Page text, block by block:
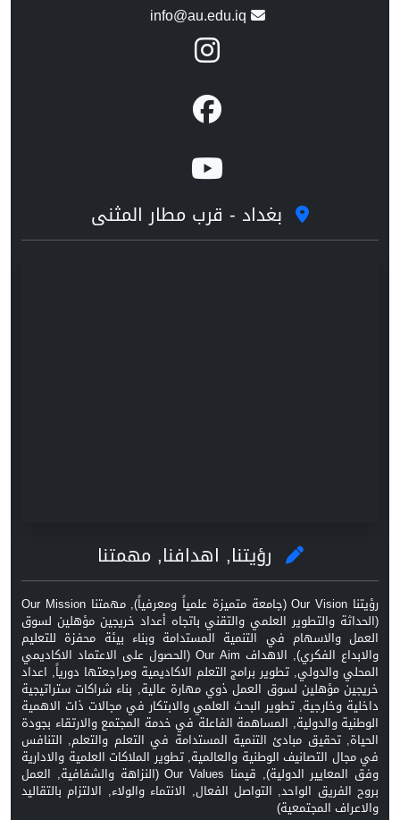
info@au.edu.iq
بغداد - قرب مطار المثنى
رؤيتنا, اهدافنا, مهمتنا
رؤيتنا Our Vision (جامعة متميزة علمياً ومعرفياً), مهمتنا Our Mission
(الحداثة والتطوير العلمي والتقني باتجاه أعداد خريجين مؤهلين لسوق
العمل والاسهام في التنمية المستدامة وبناء بيئة محفزة للتعليم
والابداع الفكري), الاهداف Our Aim (الحصول على الاعتماد الاكاديمي
المحلي والدولي, تطوير برامج التعلم الاكاديمية ومراجعتها دورياً, اعداد
خريجين مؤهلين لسوق العمل ذوي مهارة عالية, بناء شراكات ستراتيجية
داخلية وخارجية, تطوير البحث العلمي والابتكار في مجالات ذات الاهمية
الوطنية والدولية, المساهمة الفاعلة في خدمة المجتمع والارتقاء بجودة
الحياة, تحقيق مبادئ التنمية المستدامة في التعلم والتعلم, التنافس
في مجال التصانيف الوطنية والعالمية, تطوير الملاكات العلمية والادارية
وفق المعايير الدولية), قيمنا Our Values (النزاهة والشفافية, العمل
بروح الفريق الواحد, التواصل الفعال, الانتماء والولاء, الالتزام بالتقاليد
والاعراف المجتمعية)